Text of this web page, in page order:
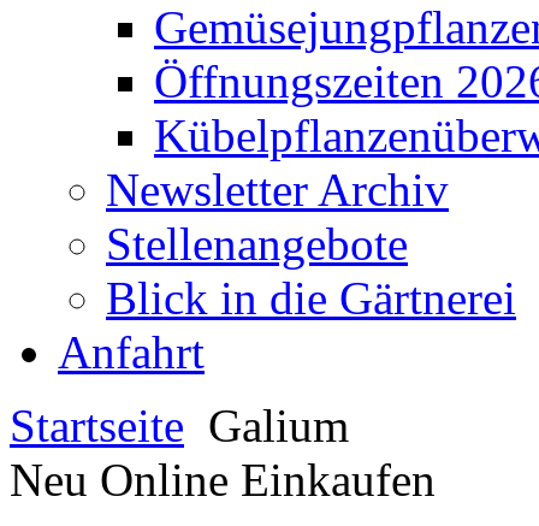
Öffnungszeiten
Newsletter Archiv
Stellenangebote
Blick in die Gärtnerei
Anfahrt
Startseite Galium
Neu Online Einkaufen